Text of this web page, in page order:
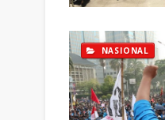
NASIONAL